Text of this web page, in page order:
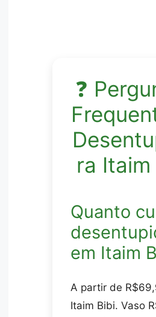
❓
ra Itaim
Quanto
em Itaim
A partir de
Itaim Bibi. Vaso